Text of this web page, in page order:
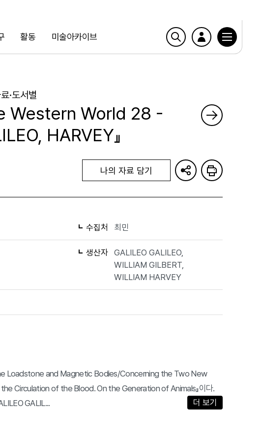
활동 미술아카이브
·도서별
Western World 28 -
HARVEY』
나의 자료 담기
수집처 최민
생산자
GALILEO GALILEO,
WILLIAM GILBERT,
WILLIAM HARVEY
Loadstone and Magnetic Bodies/Concerning the Two New
Circulation of the Blood. On the Generation of Animals』이다.
GALIL...
더 보기